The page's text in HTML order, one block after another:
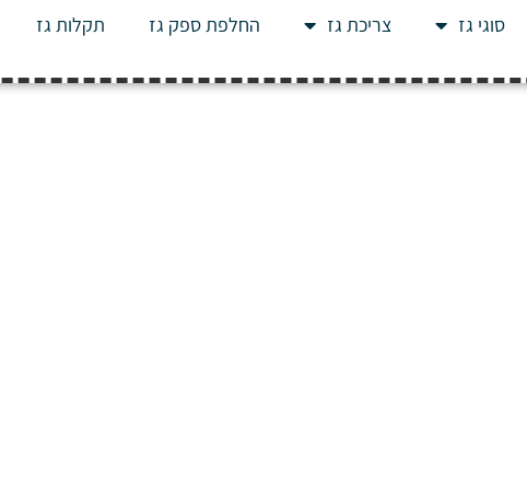
סוגי גז צריכת גז החלפת ספק גז תקלות גז